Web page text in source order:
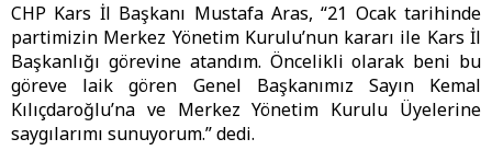
CHP Kars İl Başkanı Mustafa Aras, “21 Ocak tarihinde
partimizin Merkez Yönetim Kurulu’nun kararı ile Kars İl
Başkanlığı görevine atandım. Öncelikli olarak beni bu
göreve laik gören Genel Başkanımız Sayın Kemal
Kılıçdaroğlu’na ve Merkez Yönetim Kurulu Üyelerine
saygılarımı sunuyorum.” dedi.